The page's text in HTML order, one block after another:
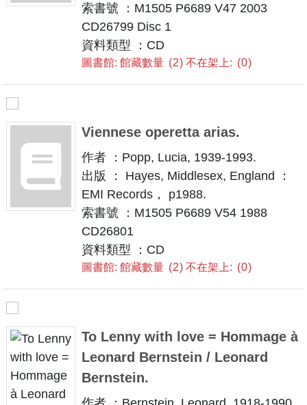
索書號 ：M1505 P6689 V47 2003
CD26799 Disc 1
資料類型 ：CD
圖書館: 館藏數量 2 不在架上: 0
Viennese operetta arias.
作者 ：Popp, Lucia, 1939-1993.
出版 ： Hayes, Middlesex, England ：
EMI Records， p1988.
索書號 ：M1505 P6689 V54 1988
CD26801
資料類型 ：CD
圖書館: 館藏數量 2 不在架上: 0
To Lenny with love = Hommage à
Leonard Bernstein / Leonard
Bernstein.